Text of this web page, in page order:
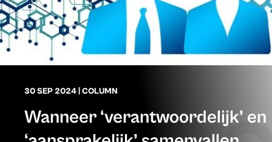
30 SEP 2024 COLUMN
Wanneer ‘verantwoordelijk’ en